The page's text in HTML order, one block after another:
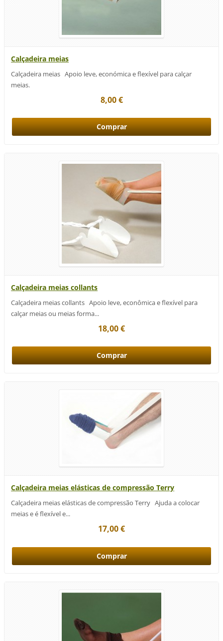
Calçadeira meias
Calçadeira meias Apoio leve, económica e flexível para calçar
meias.
8,00 €
Calçadeira meias collants
Calçadeira meias collants Apoio leve, econômica e flexível para
calçar meias ou meias forma...
18,00 €
Calçadeira meias elásticas de compressão Terry
Calçadeira meias elásticas de compressão Terry Ajuda a colocar
meias e é flexível e...
17,00 €